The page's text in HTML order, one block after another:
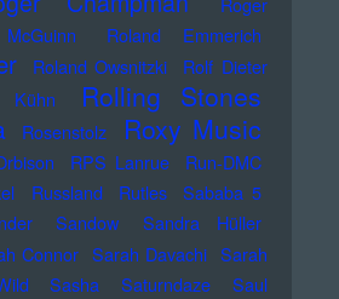
Roland Emmerich
Roland Owsnitzki
Rolf Dieter
Kühn Rolling Stones
Rosenstolz Roxy Music
RPS Lanrue
Run-DMC
Russland Rutles
Sababa 5
Sandow Sandra Hüller
Connor Sarah Davachi Sarah
Sasha Saturndaze
Saul